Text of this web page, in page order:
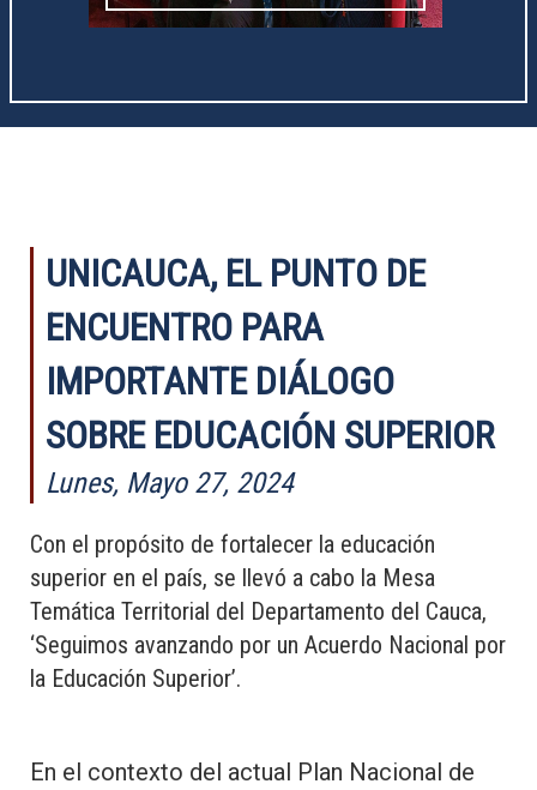
UNICAUCA, EL PUNTO DE
ENCUENTRO PARA
IMPORTANTE DIÁLOGO
SOBRE EDUCACIÓN SUPERIOR
Lunes, Mayo 27, 2024
Con el propósito de fortalecer la educación
superior en el país, se llevó a cabo la Mesa
Temática Territorial del Departamento del Cauca,
‘Seguimos avanzando por un Acuerdo Nacional por
la Educación Superior’.
En el contexto del actual Plan Nacional de